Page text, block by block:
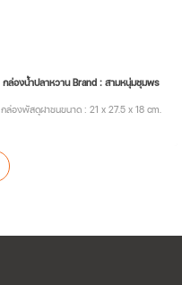
กล่องน้ำปลาหวาน Brand : สามหนุ่มชุมพร
กล่องพัสดุฝาชนขนาด : 21 x 27.5 x 18 cm.